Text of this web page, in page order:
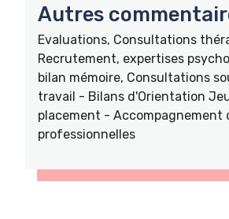
Autres
Evaluations, Consultations
Recrutement, expertises
bilan mémoire, Consultations
travail - Bilans d'Orientation
placement - Accompagnement
professionnelles